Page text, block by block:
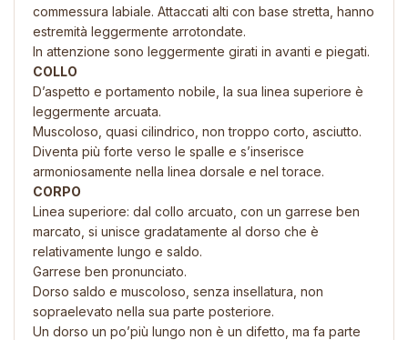
commessura labiale. Attaccati alti con base stretta, hanno
estremità leggermente arrotondate.
In attenzione sono leggermente girati in avanti e piegati.
COLLO
D’aspetto e portamento nobile, la sua linea superiore è
leggermente arcuata.
Muscoloso, quasi cilindrico, non troppo corto, asciutto.
Diventa più forte verso le spalle e s’inserisce
armoniosamente nella linea dorsale e nel torace.
CORPO
Linea superiore: dal collo arcuato, con un garrese ben
marcato, si unisce gradatamente al dorso che è
relativamente lungo e saldo.
Garrese ben pronunciato.
Dorso saldo e muscoloso, senza insellatura, non
sopraelevato nella sua parte posteriore.
Un dorso un po’più lungo non è un difetto, ma fa parte